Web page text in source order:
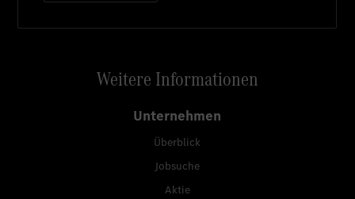
Weitere Informationen
Unternehmen
Überblick
Jobsuche
Aktie